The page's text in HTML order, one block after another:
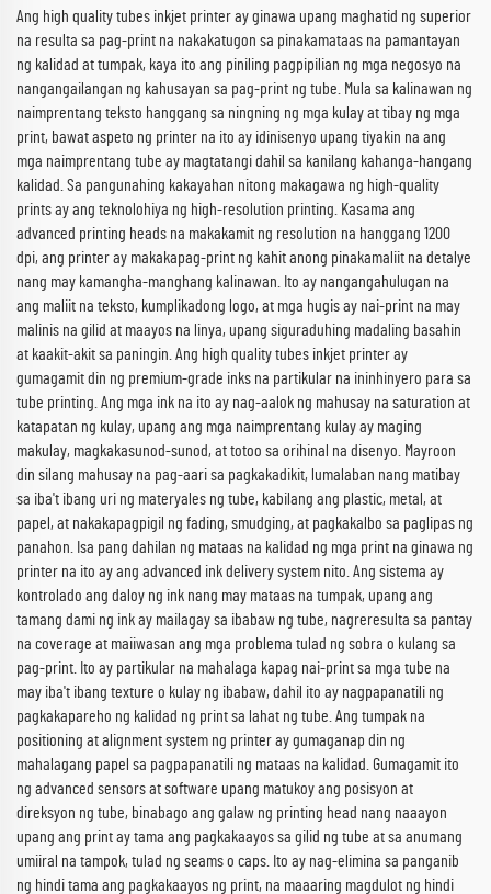
Ang high quality tubes inkjet printer ay ginawa upang maghatid ng superior
na resulta sa pag-print na nakakatugon sa pinakamataas na pamantayan
ng kalidad at tumpak, kaya ito ang piniling pagpipilian ng mga negosyo na
nangangailangan ng kahusayan sa pag-print ng tube. Mula sa kalinawan ng
naimprentang teksto hanggang sa ningning ng mga kulay at tibay ng mga
print, bawat aspeto ng printer na ito ay idinisenyo upang tiyakin na ang
mga naimprentang tube ay magtatangi dahil sa kanilang kahanga-hangang
kalidad. Sa pangunahing kakayahan nitong makagawa ng high-quality
prints ay ang teknolohiya ng high-resolution printing. Kasama ang
advanced printing heads na makakamit ng resolution na hanggang 1200
dpi, ang printer ay makakapag-print ng kahit anong pinakamaliit na detalye
nang may kamangha-manghang kalinawan. Ito ay nangangahulugan na
ang maliit na teksto, kumplikadong logo, at mga hugis ay nai-print na may
malinis na gilid at maayos na linya, upang siguraduhing madaling basahin
at kaakit-akit sa paningin. Ang high quality tubes inkjet printer ay
gumagamit din ng premium-grade inks na partikular na ininhinyero para sa
tube printing. Ang mga ink na ito ay nag-aalok ng mahusay na saturation at
katapatan ng kulay, upang ang mga naimprentang kulay ay maging
makulay, magkakasunod-sunod, at totoo sa orihinal na disenyo. Mayroon
din silang mahusay na pag-aari sa pagkakadikit, lumalaban nang matibay
sa iba't ibang uri ng materyales ng tube, kabilang ang plastic, metal, at
papel, at nakakapagpigil ng fading, smudging, at pagkakalbo sa paglipas ng
panahon. Isa pang dahilan ng mataas na kalidad ng mga print na ginawa ng
printer na ito ay ang advanced ink delivery system nito. Ang sistema ay
kontrolado ang daloy ng ink nang may mataas na tumpak, upang ang
tamang dami ng ink ay mailagay sa ibabaw ng tube, nagreresulta sa pantay
na coverage at maiiwasan ang mga problema tulad ng sobra o kulang sa
pag-print. Ito ay partikular na mahalaga kapag nai-print sa mga tube na
may iba't ibang texture o kulay ng ibabaw, dahil ito ay nagpapanatili ng
pagkakapareho ng kalidad ng print sa lahat ng tube. Ang tumpak na
positioning at alignment system ng printer ay gumaganap din ng
mahalagang papel sa pagpapanatili ng mataas na kalidad. Gumagamit ito
ng advanced sensors at software upang matukoy ang posisyon at
direksyon ng tube, binabago ang galaw ng printing head nang naaayon
upang ang print ay tama ang pagkakaayos sa gilid ng tube at sa anumang
umiiral na tampok, tulad ng seams o caps. Ito ay nag-elimina sa panganib
ng hindi tama ang pagkakaayos ng print, na maaaring magdulot ng hindi